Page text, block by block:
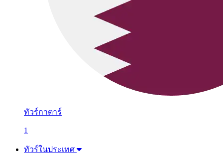
ทัวร์กาตาร์
1
ทัวร์ในประเทศ